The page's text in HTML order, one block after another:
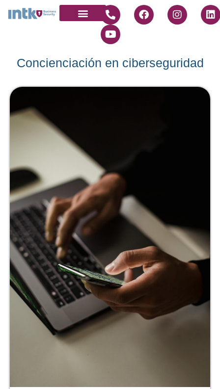
Concienciación en ciberseguridad